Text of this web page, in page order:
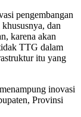
pengembangan
dan
karena akan
TTG dalam
itu yang
inovasi
Provinsi